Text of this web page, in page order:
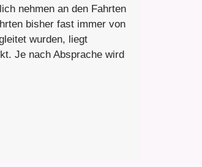
nehmen an den Fahrten
bisher fast immer von
wurden, liegt
Je nach Absprache wird